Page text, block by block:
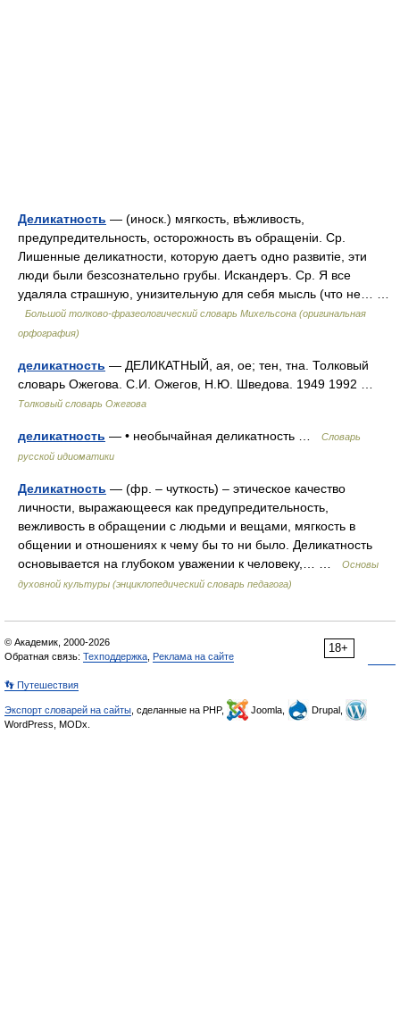
Деликатность — (иноск.) мягкость, вѣжливость,
предупредительность, осторожность въ обращеніи. Ср.
Лишенные деликатности, которую даетъ одно развитіе, эти
люди были безсознательно грубы. Искандеръ. Ср. Я все
удаляла страшную, унизительную для себя мысль (что не… …
Большой толково-фразеологический словарь Михельсона (оригинальная
орфография)
деликатность — ДЕЛИКАТНЫЙ, ая, ое; тен, тна. Толковый
словарь Ожегова. С.И. Ожегов, Н.Ю. Шведова. 1949 1992 …
Толковый словарь Ожегова
деликатность — • необычайная деликатность …
Словарь
русской идиоматики
Деликатность — (фр. – чуткость) – этическое качество
личности, выражающееся как предупредительность,
вежливость в обращении с людьми и вещами, мягкость в
общении и отношениях к чему бы то ни было. Деликатность
основывается на глубоком уважении к человеку,… …
Основы
духовной культуры (энциклопедический словарь педагога)
18+
© Академик, 2000-2026
Обратная связь: Техподдержка Реклама на сайте
👣 Путешествия
Экспорт словарей на сайты , сделанные на PHP, Joomla,
Drupal,
WordPress, MODx.